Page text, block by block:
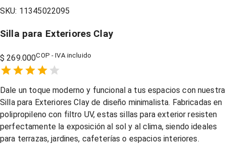
SKU: 11345022095
Silla para Exteriores Clay
$ 269.000COP - IVA incluido
1 Star,
2 Stars,
3 Stars,
4 Stars,
5 Stars,
Dale un toque moderno y funcional a tus espacios con nuestra
Silla para Exteriores Clay de diseño minimalista. Fabricadas en
polipropileno con filtro UV, estas sillas para exterior resisten
perfectamente la exposición al sol y al clima, siendo ideales
para terrazas, jardines, cafeterías o espacios interiores.